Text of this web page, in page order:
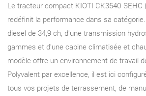
Le tracteur compact KIOTI CK3540 SEHC
redéfinit la performance dans sa
diesel de 34,9 ch, d'une transmission
gammes et d'une cabine climatisée et
modèle offre un environnement de travail
Polyvalent par excellence, il est ici
tous vos projets de terrassement, de